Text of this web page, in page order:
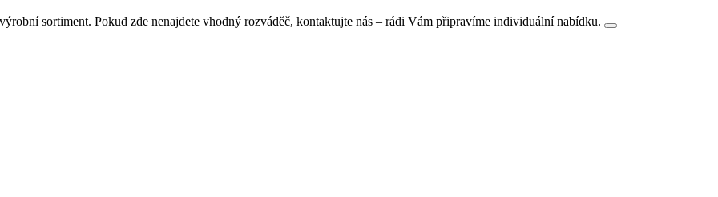
sortiment. Pokud zde nenajdete vhodný rozváděč, kontaktujte nás – rádi Vám připravíme individuální nabídku.